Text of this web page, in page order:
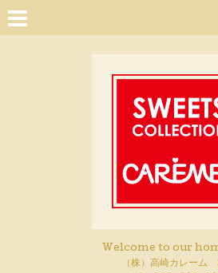
Welcome to our
（株）高崎カレーム